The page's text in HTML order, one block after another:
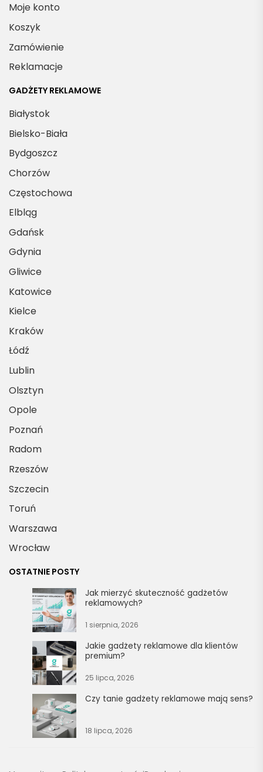
Moje konto
Koszyk
Zamówienie
Reklamacje
GADŻETY REKLAMOWE
Białystok
Bielsko-Biała
Bydgoszcz
Chorzów
Częstochowa
Elbląg
Gdańsk
Gdynia
Gliwice
Katowice
Kielce
Kraków
Łódź
Lublin
Olsztyn
Opole
Poznań
Radom
Rzeszów
Szczecin
Toruń
Warszawa
Wrocław
OSTATNIE POSTY
Jak mierzyć skuteczność gadżetów
reklamowych?
1 sierpnia, 2026
Jakie gadżety reklamowe dla klientów
premium?
25 lipca, 2026
Czy tanie gadżety reklamowe mają sens?
18 lipca, 2026